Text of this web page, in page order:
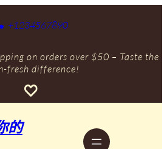
+1234567890
on orders over $50 – Taste the
fresh difference!
的